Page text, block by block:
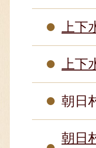
上下
上下
朝日
朝日